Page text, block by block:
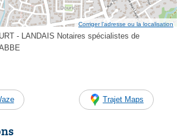
Corriger l’adresse ou la localisation
- LANDAIS Notaires spécialistes de
Trajet Maps